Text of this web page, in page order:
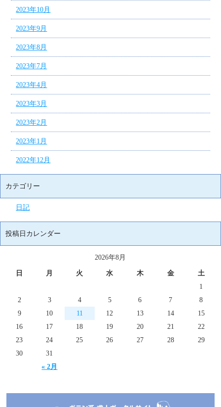
2023年10月
2023年9月
2023年8月
2023年7月
2023年4月
2023年3月
2023年2月
2023年1月
2022年12月
カテゴリー
日記
投稿日カレンダー
2026年8月
日 月 火 水 木 金 土
« 2月
1
2
3 4 5 6 7
8
9
10 11 12 13 14
15
16
17 18 19 20 21
22
23
24 25 26 27 28
29
30
31